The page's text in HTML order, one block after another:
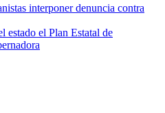
interponer denuncia contra
estado el Plan Estatal de